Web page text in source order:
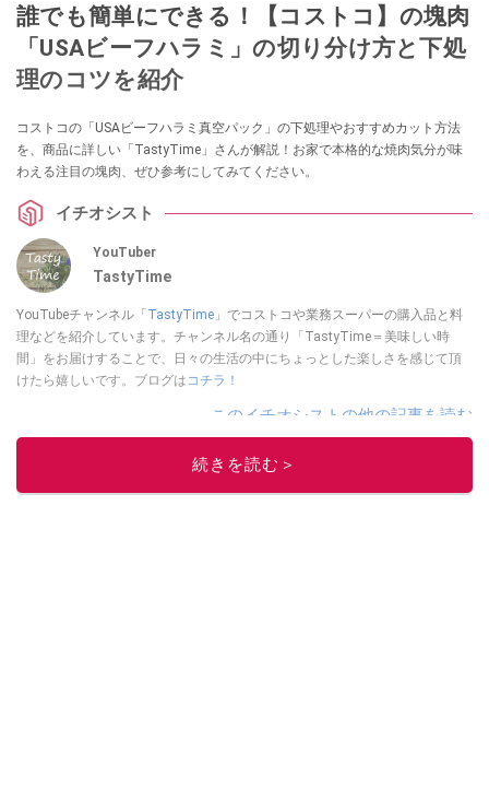
誰でも簡単にできる！【コストコ】の塊肉
「USAビーフハラミ」の切り分け方と下処
理のコツを紹介
コストコの「USAビーフハラミ真空パック」の下処理やおすすめカット方法
を、商品に詳しい「TastyTime」さんが解説！お家で本格的な焼肉気分が味
わえる注目の塊肉、ぜひ参考にしてみてください。
イチオシスト
YouTuber
TastyTime
YouTubeチャンネル「 TastyTime 」でコストコや業務スーパーの購入品と料
理などを紹介しています。チャンネル名の通り「TastyTime＝美味しい時
間」をお届けすることで、日々の生活の中にちょっとした楽しさを感じて頂
けたら嬉しいです。ブログは コチラ！
このイチオシストの他の記事を読む
続きを読む＞